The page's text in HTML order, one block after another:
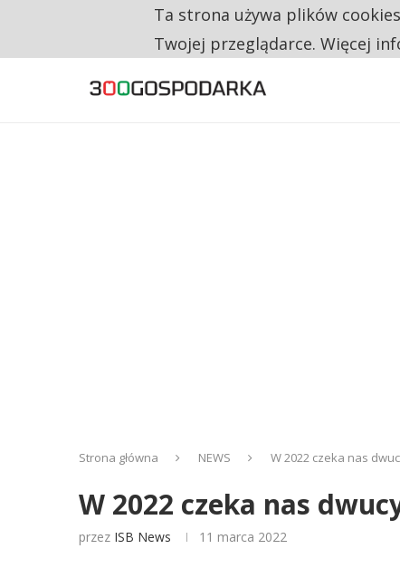
NA JEDEN WAKAT PRZYPADAJĄ 62
Strona główna NEWS W 2022 czeka nas
W 2022 czeka nas
przez ISB News 11 marca 2022
Ta strona używa plików
Twojej przeglądarce. Więcej